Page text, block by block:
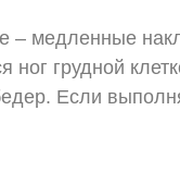
– медленные
ног грудной
Если